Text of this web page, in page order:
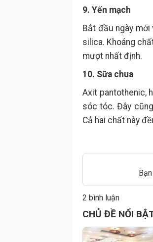
9. Yến mạch
Bắt đầu ngày
silica. Khoáng
mượt nhất định.
10. Sữa chua
Axit pantothenic,
sóc tóc. Đây
Cả hai chất này
2 bình luận